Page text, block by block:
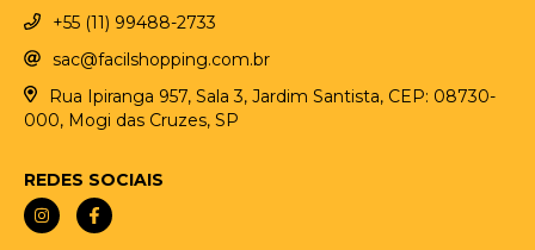
+55 (11) 99488-2733
sac@facilshopping.com.br
Rua Ipiranga 957, Sala 3, Jardim Santista, CEP: 08730-
000, Mogi das Cruzes, SP
REDES SOCIAIS